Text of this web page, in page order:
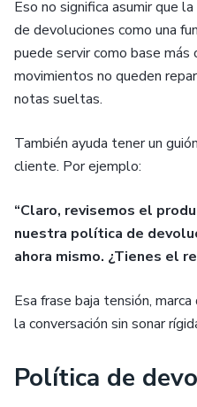
Eso no significa asumir que
de devoluciones como una
puede servir como base más
movimientos no queden
notas sueltas.
También ayuda tener un
cliente. Por ejemplo:
“Claro, revisemos el
nuestra política de
ahora mismo. ¿Tienes el
Esa frase baja tensión,
la conversación sin sonar
Política de